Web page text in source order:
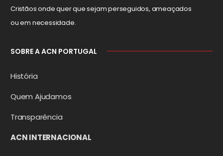
Cristãos onde quer que sejam perseguidos, ameaçados
ou em necessidade.
SOBRE A ACN PORTUGAL
História
Quem Ajudamos
Transparência
ACN INTERNACIONAL